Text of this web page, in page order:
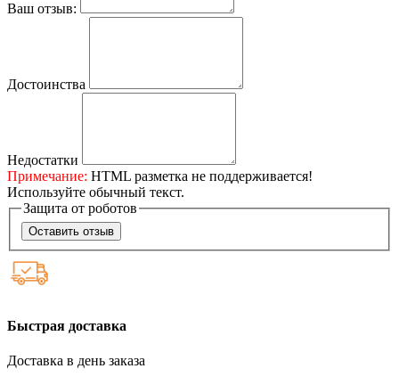
Ваш отзыв:
Достоинства
Недостатки
Примечание: HTML разметка не поддерживается!
Используйте обычный текст.
Защита от роботов
Оставить отзыв
Быстрая доставка
Доставка в день заказа